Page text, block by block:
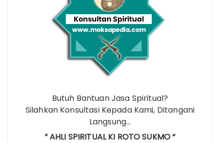
Butuh Bantuan Jasa Spiritual?
Silahkan Konsultasi Kepada Kami, Ditangani
Langsung…
” AHLI SPIRITUAL KI ROTO SUKMO “